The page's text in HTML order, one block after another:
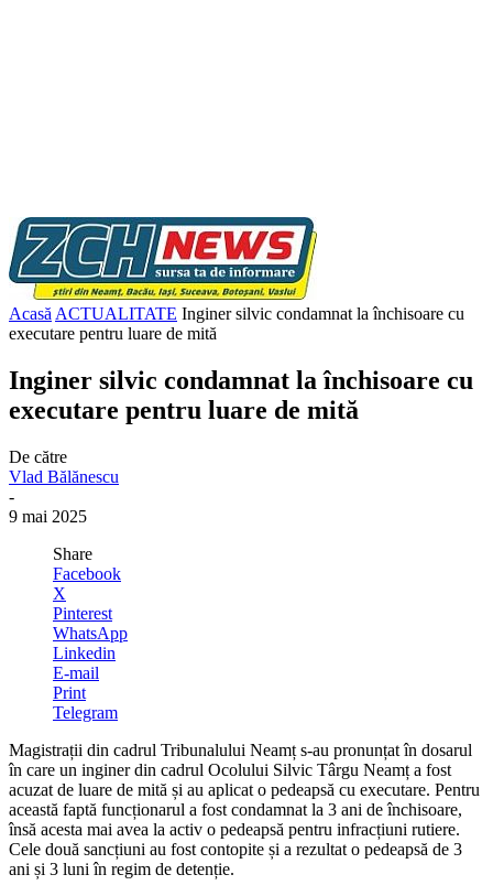
Acasă ACTUALITATE Inginer silvic condamnat la închisoare cu
executare pentru luare de mită
Inginer silvic condamnat la închisoare cu
executare pentru luare de mită
De către
Vlad Bălănescu
-
9 mai 2025
Share
Facebook
X
Pinterest
WhatsApp
Linkedin
E-mail
Print
Telegram
Magistrații din cadrul Tribunalului Neamț s-au pronunțat în dosarul
în care un inginer din cadrul Ocolului Silvic Târgu Neamț a fost
acuzat de luare de mită și au aplicat o pedeapsă cu executare. Pentru
această faptă funcționarul a fost condamnat la 3 ani de închisoare,
însă acesta mai avea la activ o pedeapsă pentru infracțiuni rutiere.
Cele două sancțiuni au fost contopite și a rezultat o pedeapsă de 3
ani și 3 luni în regim de detenție.